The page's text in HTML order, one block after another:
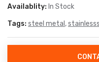
Availablity: In Stock
Tags: steel metal ,